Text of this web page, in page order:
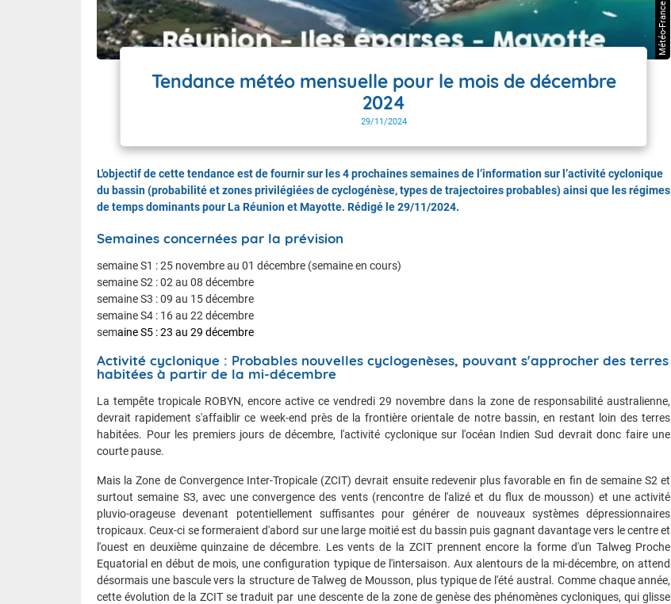
Météo-France
Tendance météo mensuelle pour le mois de décembre
2024
29/11/2024
L'objectif de cette tendance est de fournir sur les 4 prochaines semaines de l’information sur l’activité cyclonique
du bassin (probabilité et zones privilégiées de cyclogénèse, types de trajectoires probables) ainsi que les régimes
de temps dominants pour La Réunion et Mayotte. Rédigé le 29/11/2024.
Semaines concernées par la prévision
semaine S1 : 25 novembre au 01 décembre (semaine en cours)
semaine S2 : 02 au 08 décembre
semaine S3 : 09 au 15 décembre
semaine S4 : 16 au 22 décembre
semaine S5 : 23 au 29 décembre
Activité cyclonique : Probables nouvelles cyclogenèses, pouvant s'approcher des terres
habitées à partir de la mi-décembre
La tempête tropicale ROBYN, encore active ce vendredi 29 novembre dans la zone de responsabilité australienne,
devrait rapidement s'affaiblir ce week-end près de la frontière orientale de notre bassin, en restant loin des terres
habitées. Pour les premiers jours de décembre, l'activité cyclonique sur l'océan Indien Sud devrait donc faire une
courte pause.
Mais la Zone de Convergence Inter-Tropicale (ZCIT) devrait ensuite redevenir plus favorable en fin de semaine S2 et
surtout semaine S3, avec une convergence des vents (rencontre de l'alizé et du flux de mousson) et une activité
pluvio-orageuse devenant potentiellement suffisantes pour générer de nouveaux systèmes dépressionnaires
tropicaux. Ceux-ci se formeraient d'abord sur une large moitié est du bassin puis gagnant davantage vers le centre et
l'ouest en deuxième quinzaine de décembre. Les vents de la ZCIT prennent encore la forme d'un Talweg Proche
Equatorial en début de mois, une configuration typique de l'intersaison. Aux alentours de la mi-décembre, on attend
désormais une bascule vers la structure de Talweg de Mousson, plus typique de l'été austral. Comme chaque année,
cette évolution de la ZCIT se traduit par une descente de la zone de genèse des phénomènes cycloniques, qui glisse